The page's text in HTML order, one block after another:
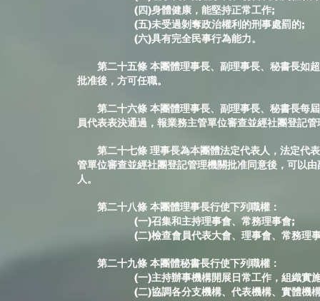
(四)身體健康，能堅持正常工作;
(五)未受過剝奪政治權利的刑事處罰的;
(六)具有完全民事行為能力。
第二十五條 本團體理事長、副理事長、秘書長如超
批准後，方可任職。
第二十六條 本團體理事長、副理事長、秘書長每屆
員代表表決通過，報業務主管單位審查並經社團登記
第二十七條 理事長為本團體法定代表人，法定代表
管單位審查並經社團登記管理機關批准同意後，可以
人。
第二十八條 本團體理事長行使下列職權：
(一)召集和主持理事會、常務理事會;
(二)檢查會員代表大會、理事會、常務理事
第二十九條 本團體秘書長行使下列職權：
(一)主持辦事機構開展日常工作，組織實施
(二)協調各分支機構、代表機構、實體機構